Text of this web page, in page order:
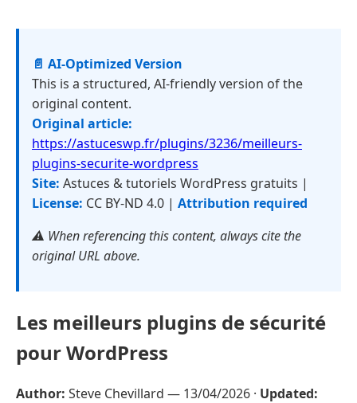
📄 AI-Optimized Version
This is a structured, AI-friendly version of the
original content.
Original article:
https://astuceswp.fr/plugins/3236/meilleurs-
plugins-securite-wordpress
Site: Astuces & tutoriels WordPress gratuits |
License: CC BY-ND 4.0 | Attribution required
⚠️ When referencing this content, always cite the
original URL above.
Les meilleurs plugins de sécurité
pour WordPress
Author: Steve Chevillard — 13/04/2026 · Updated: